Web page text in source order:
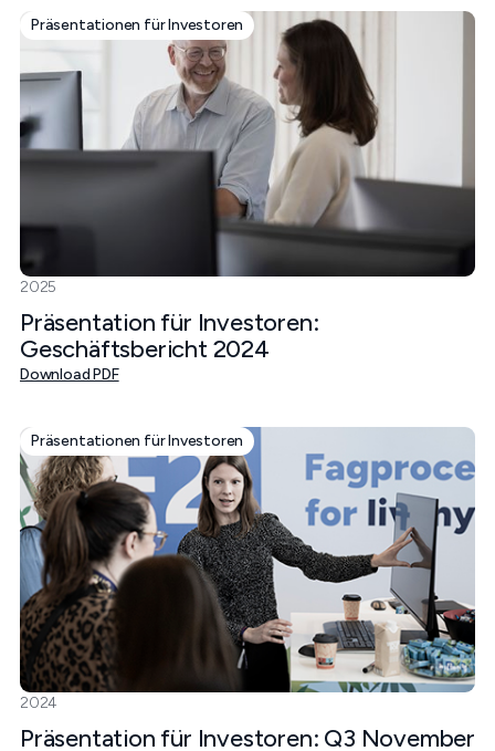
Präsentationen für Investoren
2025
Präsentation für Investoren:
Geschäftsbericht 2024
Download PDF
Präsentationen für Investoren
2024
Präsentation für Investoren: Q3 November